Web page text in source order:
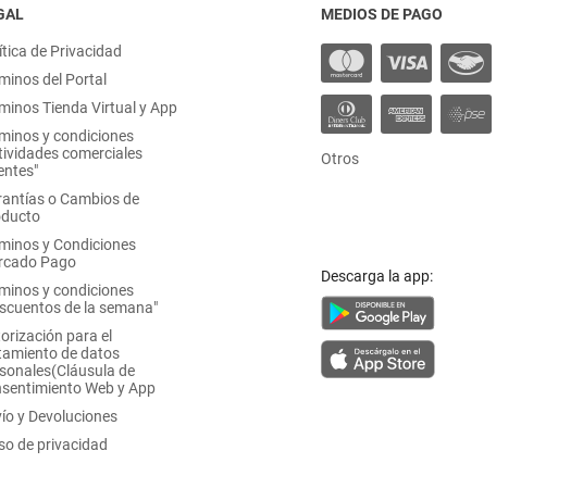
de Privacidad
del Portal
Tienda Virtual y App
y condiciones
comerciales
o Cambios de
y Condiciones
Pago
y condiciones
de la semana"
para el
de datos
de
Web y App
y Devoluciones
de privacidad
MEDIOS DE PAGO
Otros
Descarga la app: